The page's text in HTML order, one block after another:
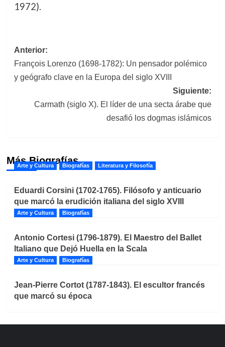
1972).
Navegación
de
entradas
Anterior:
François Lorenzo (1698-1782): Un pensador polémico
y geógrafo clave en la Europa del siglo XVIII
Siguiente:
Carmath (siglo X). El líder de una secta árabe que
desafió los dogmas islámicos
Más Biografías
Arte y Cultura Biografías Literatura y Filosofía
Eduardi Corsini (1702-1765). Filósofo y anticuario
que marcó la erudición italiana del siglo XVIII
Arte y Cultura Biografías
Antonio Cortesi (1796-1879). El Maestro del Ballet
Italiano que Dejó Huella en la Scala
Arte y Cultura Biografías
Jean-Pierre Cortot (1787-1843). El escultor francés
que marcó su época